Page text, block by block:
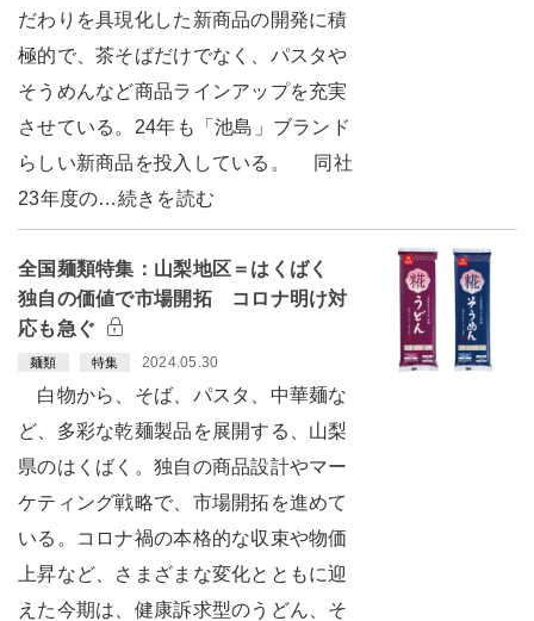
だわりを具現化した新商品の開発に積
極的で、茶そばだけでなく、パスタや
そうめんなど商品ラインアップを充実
させている。24年も「池島」ブランド
らしい新商品を投入している。 同社
23年度の…続きを読む
全国麺類特集：山梨地区＝はくばく
独自の価値で市場開拓 コロナ明け対
応も急ぐ
麺類 特集 2024.05.30
白物から、そば、パスタ、中華麺な
ど、多彩な乾麺製品を展開する、山梨
県のはくばく。独自の商品設計やマー
ケティング戦略で、市場開拓を進めて
いる。コロナ禍の本格的な収束や物価
上昇など、さまざまな変化とともに迎
えた今期は、健康訴求型のうどん、そ